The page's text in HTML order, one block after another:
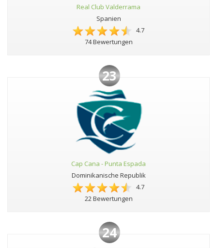
Real Club Valderrama
Spanien
4.7
74 Bewertungen
23
Cap Cana - Punta Espada
Dominikanische Republik
4.7
22 Bewertungen
24